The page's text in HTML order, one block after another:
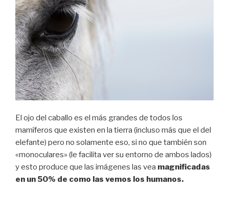
El ojo del caballo es el más grandes de todos los
mamíferos que existen en la tierra (incluso más que el del
elefante) pero no solamente eso, si no que también son
«monoculares» (le facilita ver su entorno de ambos lados)
y esto produce que las imágenes las vea magnificadas
en un 50% de como las vemos los humanos.